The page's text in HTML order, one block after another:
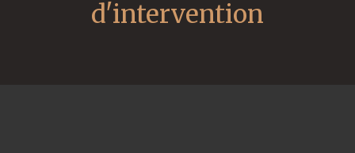
d'intervention